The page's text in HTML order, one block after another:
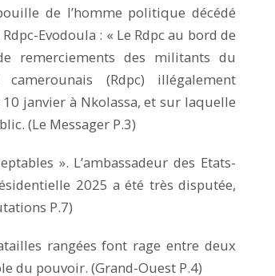
de l’homme politique décédé
Evodoula : « Le Rdpc au bord de
remerciements des militants du
(Rdpc) illégalement
janvier à Nkolassa, et sur laquelle
(Le Messager P.3)
». L’ambassadeur des Etats-
2025 a été très disputée,
P.7)
rangées font rage entre deux
du pouvoir. (Grand-Ouest P.4)